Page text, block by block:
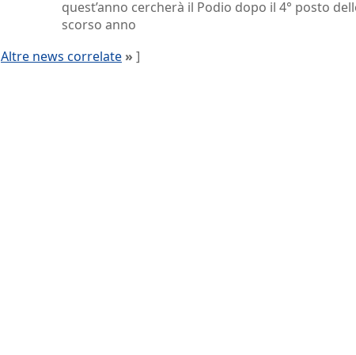
quest’anno cercherà il Podio dopo il 4° posto
scorso anno
Altre news correlate » ]